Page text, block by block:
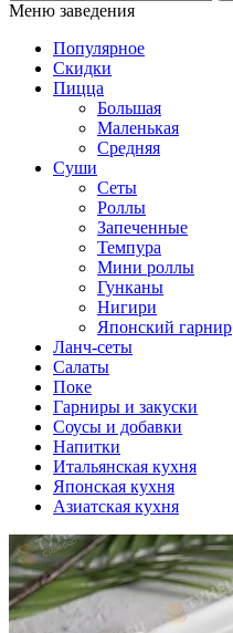
Меню заведения
Популярное
Скидки
Пицца
Большая
Маленькая
Средняя
Суши
Сеты
Роллы
Запеченные
Темпура
Мини роллы
Гунканы
Нигири
Японский гарнир
Ланч-сеты
Салаты
Поке
Гарниры и закуски
Соусы и добавки
Напитки
Итальянская кухня
Японская кухня
Азиатская кухня